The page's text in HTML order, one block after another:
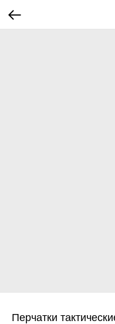
Перчатки